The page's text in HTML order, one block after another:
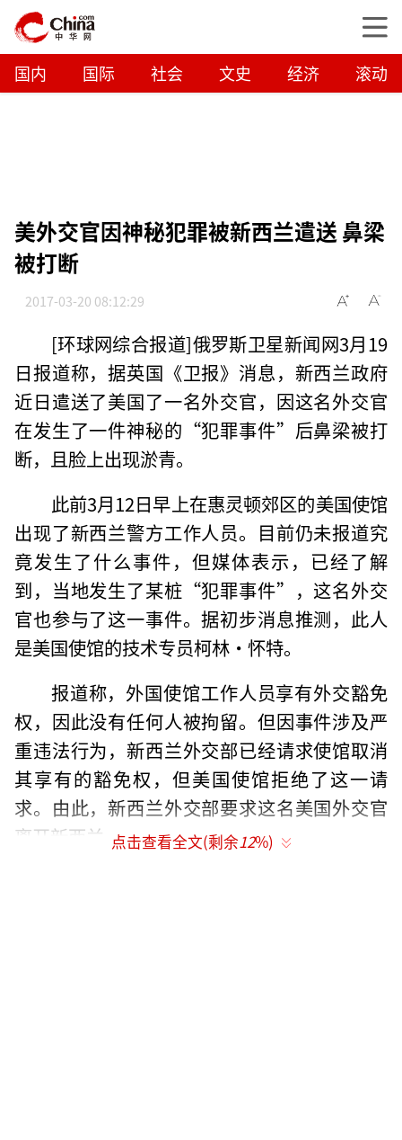
国内 国际 社会 文史 经济 滚动
美外交官因神秘犯罪被新西兰遣送 鼻梁
被打断
2017-03-20 08:12:29
[环球网综合报道]俄罗斯卫星新闻网3月19
日报道称，据英国《卫报》消息，新西兰政府
近日遣送了美国了一名外交官，因这名外交官
在发生了一件神秘的“犯罪事件”后鼻梁被打
断，且脸上出现淤青。
此前3月12日早上在惠灵顿郊区的美国使馆
出现了新西兰警方工作人员。目前仍未报道究
竟发生了什么事件，但媒体表示，已经了解
到，当地发生了某桩“犯罪事件”，这名外交
官也参与了这一事件。据初步消息推测，此人
是美国使馆的技术专员柯林·怀特。
报道称，外国使馆工作人员享有外交豁免
权，因此没有任何人被拘留。但因事件涉及严
重违法行为，新西兰外交部已经请求使馆取消
其享有的豁免权，但美国使馆拒绝了这一请
求。由此，新西兰外交部要求这名美国外交官
离开新西兰。点击查看全文(剩余12%)